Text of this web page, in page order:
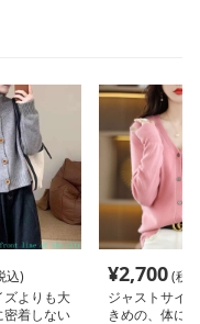
込)
ズよりも大
密着しない
¥2,700(税
ジャストサイ
きめの、体に